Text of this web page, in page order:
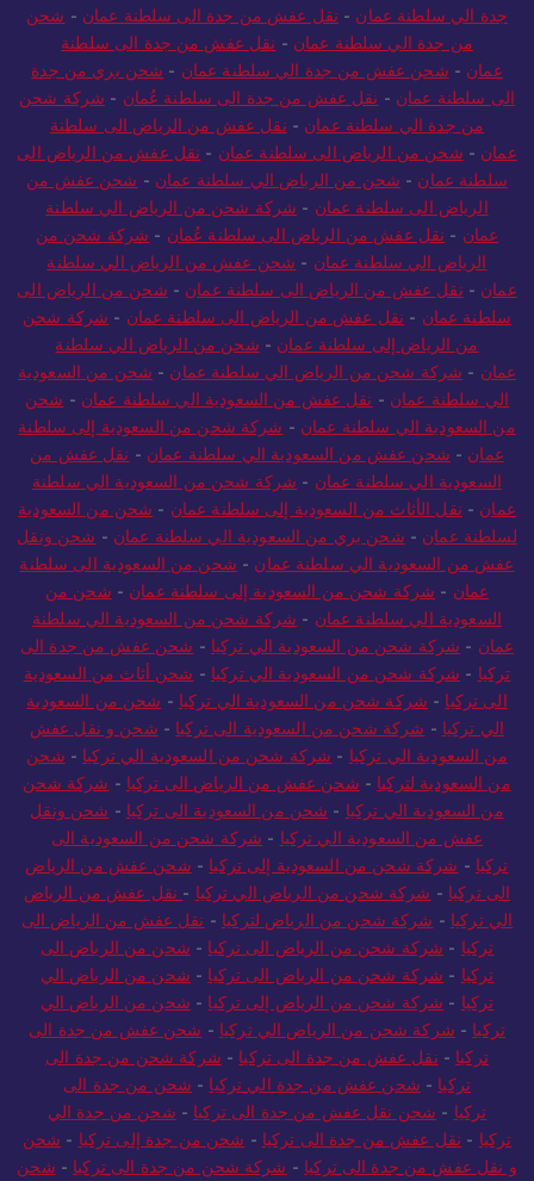
جدة الي سلطنة عمان - نقل عفش من جدة الى سلطنة عمان - شحن
من جدة الي سلطنة عمان - نقل عفش من جدة الى سلطنة
عمان - شحن عفش من جدة الي سلطنة عمان - شحن بري من جدة
الى سلطنة عمان - نقل عفش من جدة الى سلطنة عُمان - شركة شحن
من جدة الي سلطنة عمان - نقل عفش من الرياض الى سلطنة
عمان - شحن من الرياض الى سلطنة عمان - نقل عفش من الرياض الى
سلطنة عمان - شحن من الرياض الي سلطنة عمان - شحن عفش من
الرياض الى سلطنة عمان - شركة شحن من الرياض الي سلطنة
عمان - نقل عفش من الرياض الى سلطنة عُمان - شركة شحن من
الرياض الي سلطنة عمان - شحن عفش من الرياض الي سلطنة
عمان - نقل عفش من الرياض الى سلطنة عمان - شحن من الرياض الى
سلطنة عمان - نقل عفش من الرياض الى سلطنة عمان - شركة شحن
من الرياض إلى سلطنة عمان - شحن من الرياض الي سلطنة
عمان - شركة شحن من الرياض الي سلطنة عمان - شحن من السعودية
الي سلطنة عمان - نقل عفش من السعودية الي سلطنة عمان - شحن
من السعودية الي سلطنة عمان - شركة شحن من السعودية إلى سلطنة
عمان - شحن عفش من السعودية الي سلطنة عمان - نقل عفش من
السعودية الي سلطنة عمان - شركة شحن من السعودية الي سلطنة
عمان - نقل الأثاث من السعودية إلى سلطنة عمان - شحن من السعودية
لسلطنة عمان - شحن بري من السعودية الي سلطنة عمان - شحن ونقل
عفش من السعودية الي سلطنة عمان - شحن من السعودية الى سلطنة
عمان - شركة شحن من السعودية إلى سلطنة عمان - شحن من
السعودية الي سلطنة عمان - شركة شحن من السعودية الي سلطنة
عمان - شركة شحن من السعودية الي تركيا - شحن عفش من جدة الى
تركيا - شركة شحن من السعودية الي تركيا - شحن أثاث من السعودية
الى تركيا - شركة شحن من السعودية الي تركيا - شحن من السعودية
الي تركيا - شركة شحن من السعودية الى تركيا - شحن و نقل عفش
من السعودية الي تركيا - شركة شحن من السعودية الي تركيا - شحن
من السعودية لتركيا - شحن عفش من الرياض الى تركيا - شركة شحن
من السعودية الي تركيا - شحن من السعودية الى تركيا - شحن ونقل
عفش من السعودية الي تركيا - شركة شحن من السعودية الى
تركيا - شركة شحن من السعودية إلى تركيا - شحن عفش من الرياض
الى تركيا - شركة شحن من الرياض الي تركيا - نقل عفش من الرياض
الي تركيا - شركة شحن من الرياض لتركيا - نقل عفش من الرياض الى
تركيا - شركة شحن من الرياض الى تركيا - شحن من الرياض الى
تركيا - شركة شحن من الرياض الى تركيا - شحن من الرياض الي
تركيا - شركة شحن من الرياض إلى تركيا - شحن من الرياض الي
تركيا - شركة شحن من الرياض الي تركيا - شحن عفش من جدة الى
تركيا - نقل عفش من جدة الى تركيا - شركة شحن من جدة الى
تركيا - شحن عفش من جدة الي تركيا - شحن من جدة الى
تركيا - شحن نقل عفش من جدة الى تركيا - شحن من جدة الي
تركيا - نقل عفش من جدة الى تركيا - شحن من جدة إلى تركيا - شحن
و نقل عفش من جدة الى تركيا - شركة شحن من جدة الى تركيا - شحن